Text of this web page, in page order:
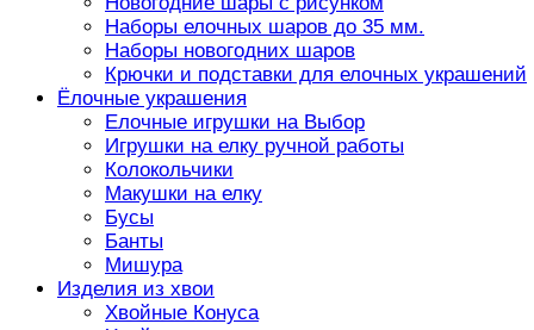
Наборы елочных шаров до 35 мм.
Наборы новогодних шаров
Крючки и подставки для елочных украшений
Ёлочные украшения
Елочные игрушки на Выбор
Игрушки на елку ручной работы
Колокольчики
Макушки на елку
Бусы
Банты
Мишура
Изделия из хвои
Хвойные Конуса